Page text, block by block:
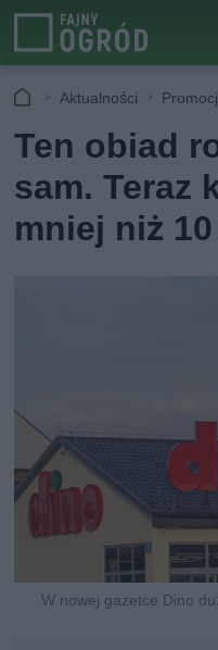
Aktualności
Ten obiad
sam. Teraz
mniej niż 10
W nowej gazetce Dino